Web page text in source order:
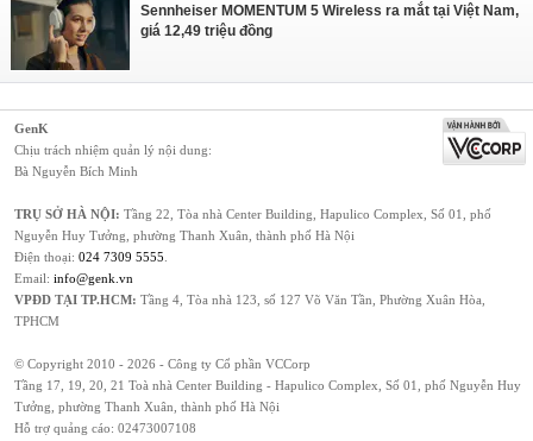
Sennheiser MOMENTUM 5 Wireless ra mắt tại Việt Nam,
giá 12,49 triệu đồng
GenK
Chịu trách nhiệm quản lý nội dung:
Bà Nguyễn Bích Minh
TRỤ SỞ HÀ NỘI: Tầng 22, Tòa nhà Center Building, Hapulico Complex, Số 01, phố
Nguyễn Huy Tưởng, phường Thanh Xuân, thành phố Hà Nội
Điện thoại: 024 7309 5555
Email: info@genk.vn
VPĐD TẠI TP.HCM: Tầng 4, Tòa nhà 123, số 127 Võ Văn Tần, Phường Xuân Hòa,
TPHCM
© Copyright 2010 - 2026 - Công ty Cổ phần VCCorp
Tầng 17, 19, 20, 21 Toà nhà Center Building - Hapulico Complex, Số 01, phố Nguyễn Huy
Tưởng, phường Thanh Xuân, thành phố Hà Nội
Hỗ trợ quảng cáo: 02473007108